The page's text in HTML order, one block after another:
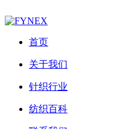
首页
关于我们
针织行业
纺织百科